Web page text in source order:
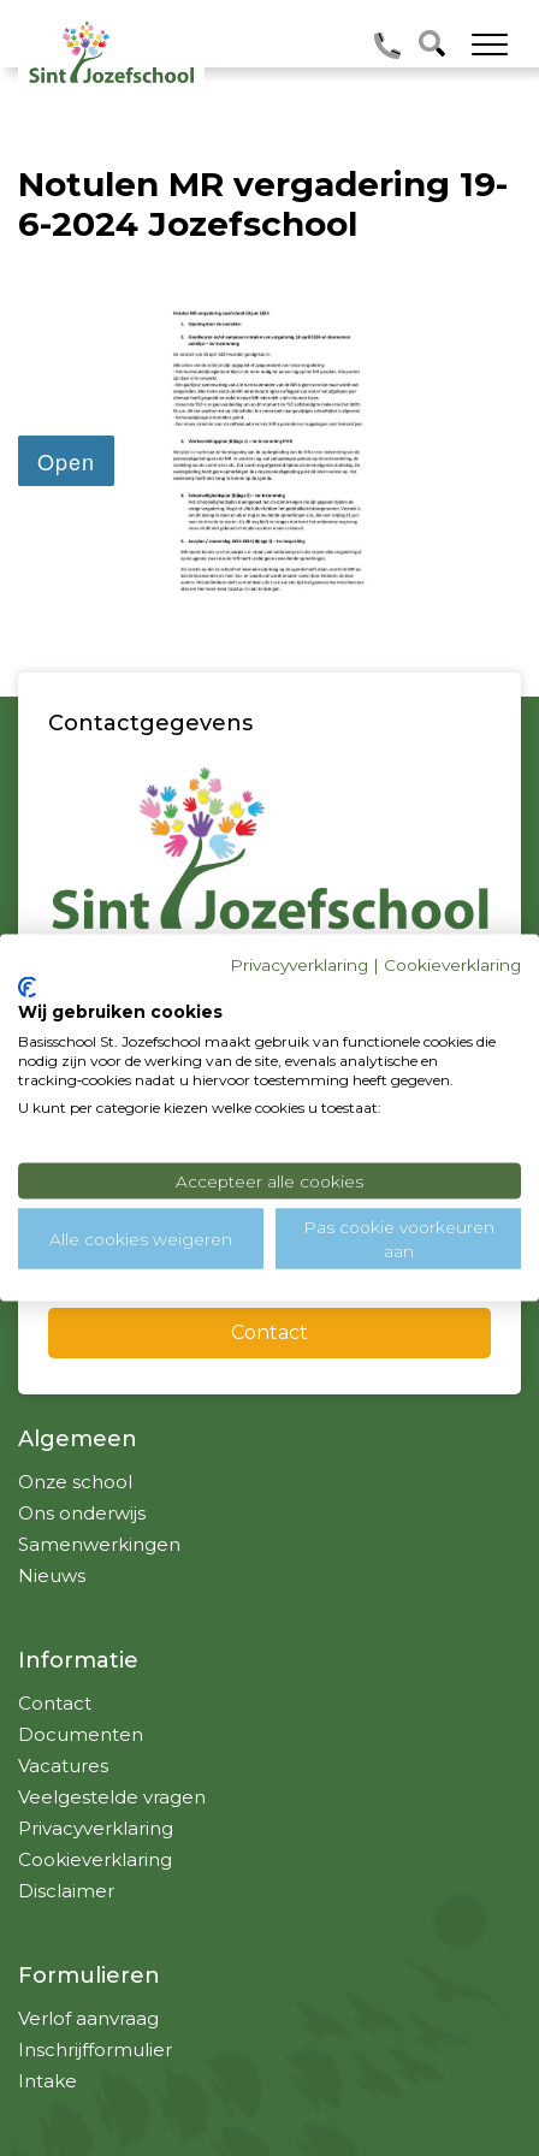
Notulen MR vergadering 19-
6-2024 Jozefschool
Contactgegevens
C.J. Conijnstraat 23
Postadres
p/a Zonnebloemstraat 42
1131 WV Volendam
info@sintjozef-school.nl, admin@sintjozef-school.nl
Contact
Algemeen
Onze school
Ons onderwijs
Samenwerkingen
Nieuws
Informatie
Contact
Documenten
Vacatures
Veelgestelde vragen
Privacyverklaring
Cookieverklaring
Disclaimer
Formulieren
Verlof aanvraag
Inschrijfformulier
Intake
Privacyverklaring | Cookieverklaring
Wij gebruiken cookies
Basisschool St. Jozefschool maakt gebruik van functionele cookies die
nodig zijn voor de werking van de site, evenals analytische en
tracking‑cookies nadat u hiervoor toestemming heeft gegeven.
U kunt per categorie kiezen welke cookies u toestaat:
Accepteer alle cookies
Alle cookies weigeren
Pas cookie voorkeuren
aan